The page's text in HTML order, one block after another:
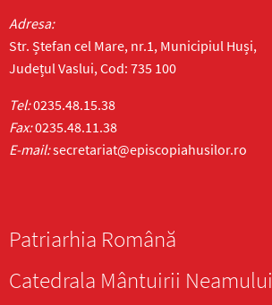
Adresa:
Str. Ștefan cel Mare, nr.1, Municipiul Huși,
Județul Vaslui, Cod: 735 100
Tel:0235.48.15.38
Fax:0235.48.11.38
E-mail:secretariat@episcopiahusilor.ro
Patriarhia Română
Catedrala Mântuirii Neamului